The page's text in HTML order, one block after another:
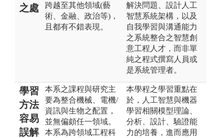
之處
跨越至其他領域(藝
術、金融、政治等)，
且都有不錯表現。
解決問題、設計人工
智慧系統架構，以及
自我學習與溝通能力
之系統整合之智慧創
意工程人才，而非單
純之程式撰寫人員或
是系統管理者。
學習
方法
容易
誤解
本系之課程與研究主
要為整合機械、電機/
資訊與生物之配置，
並無偏頗任一領域。
本系為跨領域工程科
本學程之學習重點在
於，人工智慧與機器
學習相關模型理論、
分析、設計、驗證能
力的培養，進而應用